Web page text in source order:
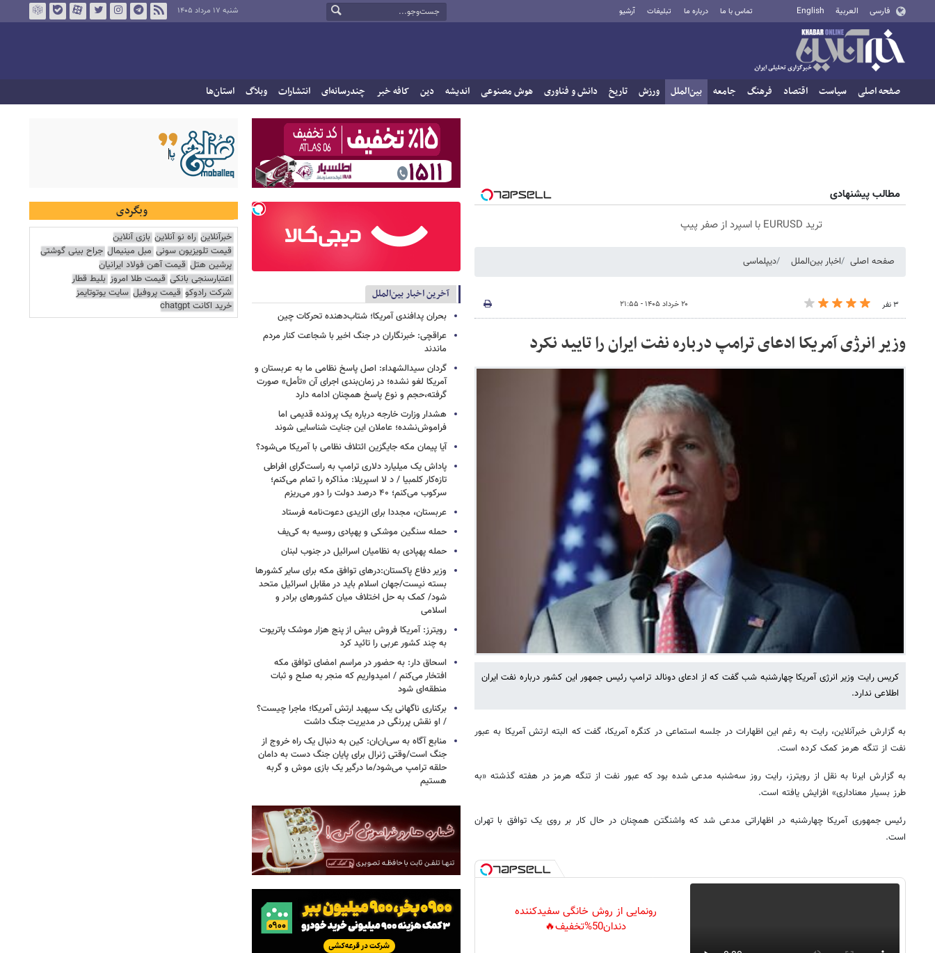
فارسی العربية English تماس با ما درباره ما تبلیغات آرشیو شنبه ۱۷ مرداد ۱۴۰۵
صفحه اصلی سیاست اقتصاد فرهنگ جامعه بین‌الملل ورزش تاریخ دانش و فناوری هوش مصنوعی اندیشه دین کافه خبر چندرسانه‌ای انتشارات وبلاگ استان‌ها
مطالب پیشنهادی
ترید EURUSD با اسپرد از صفر پیپ
صفحه اصلی اخبار بین‌الملل دیپلماسی
۳ نفر ۲۰ خرداد ۱۴۰۵ - ۲۱:۵۵
وزیر انرژی آمریکا ادعای ترامپ درباره نفت ایران را تایید نکرد
کریس رایت وزیر انرژی آمریکا چهارشنبه شب گفت که از ادعای دونالد ترامپ رئیس جمهور این کشور درباره نفت ایران
اطلاعی ندارد.
به گزارش خبرآنلاین، رایت به رغم این اظهارات در جلسه استماعی در کنگره آمریکا، گفت که البته ارتش آمریکا به عبور
نفت از تنگه هرمز کمک کرده است.
به گزارش ایرنا به نقل از رویترز، رایت روز سه‌شنبه مدعی شده بود که عبور نفت از تنگه هرمز در هفته گذشته «به
طرز بسیار معناداری» افزایش یافته است.
رئیس جمهوری آمریکا چهارشنبه در اظهاراتی مدعی شد که واشنگتن همچنان در حال کار بر روی یک توافق با تهران
است.
رونمایی از روش خانگی سفیدکننده
دندان50%تخفیف🔥
آخرین اخبار بین‌الملل
بحران پدافندی آمریکا؛ شتاب‌دهنده تحرکات چین
عراقچی: خبرنگاران در جنگ اخیر با شجاعت کنار مردم
ماندند
گردان سیدالشهداء: اصل پاسخ نظامی ما به عربستان و
آمریکا لغو نشده؛ در زمان‌بندی اجرای آن «تأمل» صورت
گرفته،حجم و نوع پاسخ همچنان ادامه دارد
هشدار وزارت خارجه درباره یک پرونده قدیمی اما
فراموش‌نشده؛ عاملان این جنایت شناسایی شوند
آیا پیمان مکه جایگزین ائتلاف نظامی با آمریکا می‌شود؟
پاداش یک میلیارد دلاری ترامپ به راست‌گرای افراطی
تازه‌کار کلمبیا / د لا اسپریلا: مذاکره را تمام می‌کنم؛
سرکوب می‌کنم؛ ۴۰ درصد دولت را دور می‌ریزم
عربستان، مجددا برای الزیدی دعوت‌نامه فرستاد
حمله سنگین موشکی و پهپادی روسیه به کی‌یف
حمله پهپادی به نظامیان اسرائیل در جنوب لبنان
وزیر دفاع پاکستان:درهای توافق مکه برای سایر کشورها
بسته نیست/جهان اسلام باید در مقابل اسرائیل متحد
شود/ کمک به حل اختلاف میان کشورهای برادر و
اسلامی
رویترز: آمریکا فروش بیش از پنج هزار موشک پاتریوت
به چند کشور عربی را تائید کرد
اسحاق‌ دار: به حضور در مراسم امضای توافق مکه
افتخار می‌کنم / امیدواریم که منجر به صلح و ثبات
منطقه‌ای شود
برکناری ناگهانی یک سپهبد ارتش آمریکا؛ ماجرا چیست؟
/ او نقش پررنگی در مدیریت جنگ داشت
منابع آگاه به سی‌ان‌ان: کین به دنبال یک راه خروج از
جنگ است/وقتی ژنرال برای پایان جنگ دست به دامان
حلقه ترامپ می‌شود/ما درگیر یک بازی موش و گربه
هستیم
وبگردی
خبرآنلاین راه نو آنلاین بازی آنلاین
قیمت تلویزیون سونی مبل مینیمال جراح بینی گوشتی
پرشین هتل قیمت آهن فولاد ایرانیان
اعتبارسنجی بانکی قیمت طلا امروز بلیط قطار
شرکت رادوکو قیمت پروفیل سایت یوتوتایمز
خرید اکانت chatgpt